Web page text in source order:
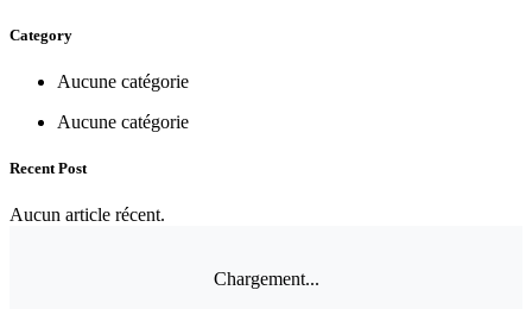
Category
Aucune catégorie
Aucune catégorie
Recent Post
Aucun article récent.
Chargement...